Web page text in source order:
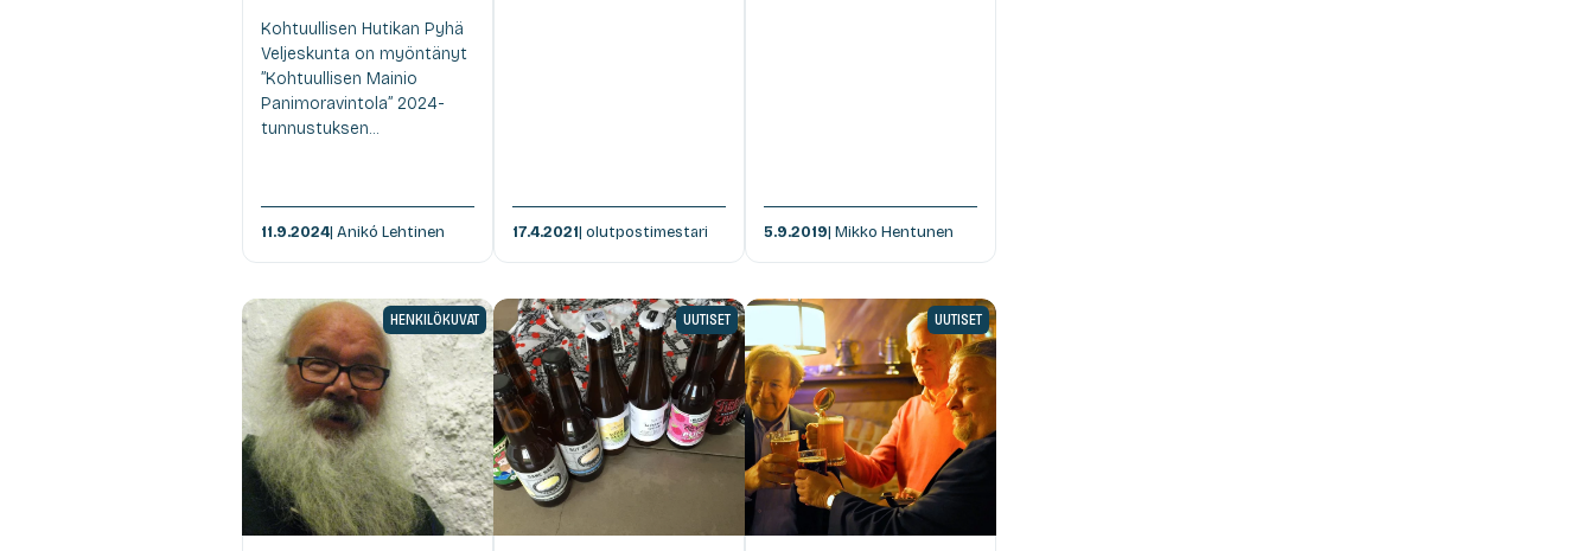
Kohtuullisen Hutikan Pyhä
Veljeskunta on myöntänyt
”Kohtuullisen Mainio
Panimoravintola” 2024-
tunnustuksen...
11.9.2024| Anikó Lehtinen 17.4.2021| olutpostimestari 5.9.2019| Mikko Hentunen
HENKILÖKUVAT UUTISET UUTISET